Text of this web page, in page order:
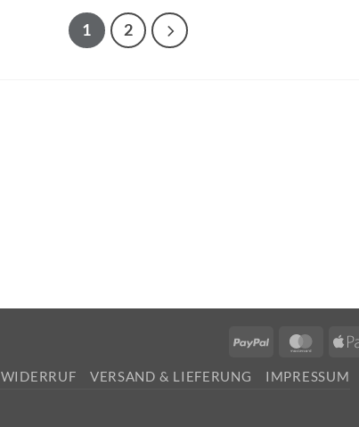
1 2
PayPal
WIDERRUF VERSAND & LIEFERUNG IMPRESSUM